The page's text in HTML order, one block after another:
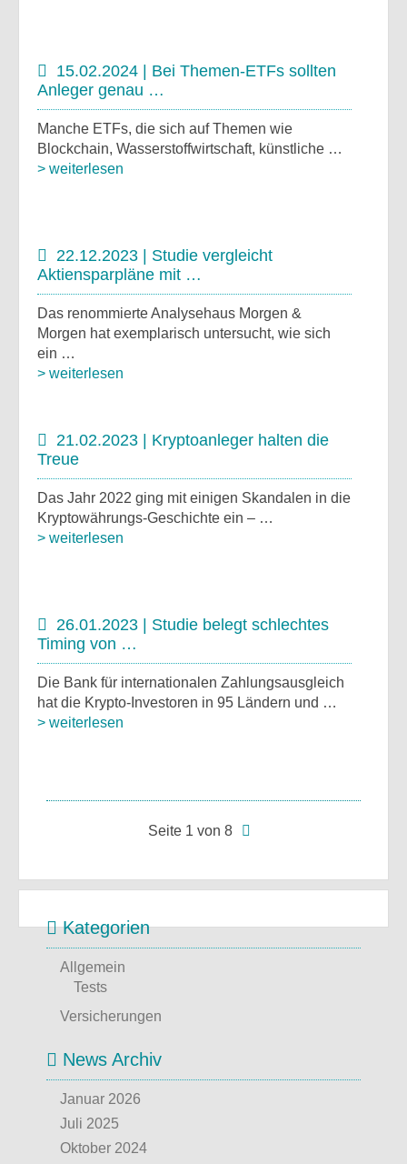
15.02.2024 | Bei Themen-ETFs sollten
Anleger genau …
Manche ETFs, die sich auf Themen wie
Blockchain, Wasserstoffwirtschaft, künstliche …
> weiterlesen
22.12.2023 | Studie vergleicht
Aktiensparpläne mit …
Das renommierte Analysehaus Morgen &
Morgen hat exemplarisch untersucht, wie sich
ein …
> weiterlesen
21.02.2023 | Kryptoanleger halten die
Treue
Das Jahr 2022 ging mit einigen Skandalen in die
Kryptowährungs-Geschichte ein – …
> weiterlesen
26.01.2023 | Studie belegt schlechtes
Timing von …
Die Bank für internationalen Zahlungsausgleich
hat die Krypto-Investoren in 95 Ländern und …
> weiterlesen
Seite 1 von 8
Kategorien
Allgemein
Tests
Versicherungen
News Archiv
Januar 2026
Juli 2025
Oktober 2024